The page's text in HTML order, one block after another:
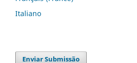
Italiano
Enviar Submissão